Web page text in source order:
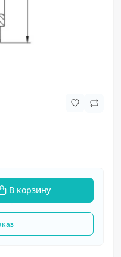
В корзину